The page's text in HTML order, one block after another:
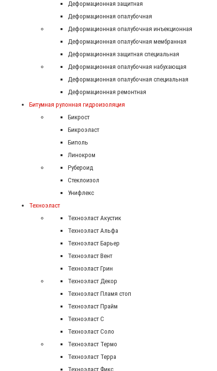
Деформационная защитная
Деформационная опалубочная
Деформационная опалубочная инъекционная
Деформационная опалубочная мембранная
Деформационная защитная специальная
Деформационная опалубочная набухающая
Деформационная опалубочная специальная
Деформационная ремонтная
Битумная рулонная гидроизоляция
Бикрост
Бикроэласт
Биполь
Линокром
Рубероид
Стеклоизол
Унифлекс
Техноэласт
Техноэласт Акустик
Техноэласт Альфа
Техноэласт Барьер
Техноэласт Вент
Техноэласт Грин
Техноэласт Декор
Техноэласт Пламя стоп
Техноэласт Прайм
Техноэласт С
Техноэласт Соло
Техноэласт Термо
Техноэласт Терра
Техноэласт Фикс